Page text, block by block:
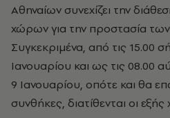
Αθηναίων συνεχίζει την
χώρων για την προστασία
Συγκεκριμένα, από τις 15.00
Ιανουαρίου και ως τις 08.00
9 Ιανουαρίου, οπότε και θα
συνθήκες, διατίθενται οι εξής